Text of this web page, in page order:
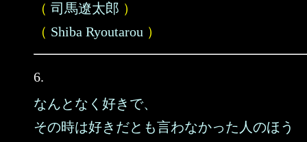
（ 司馬遼太郎 ）
（ Shiba Ryoutarou ）
6.
なんとなく好きで、
その時は好きだとも言わなかった人のほう